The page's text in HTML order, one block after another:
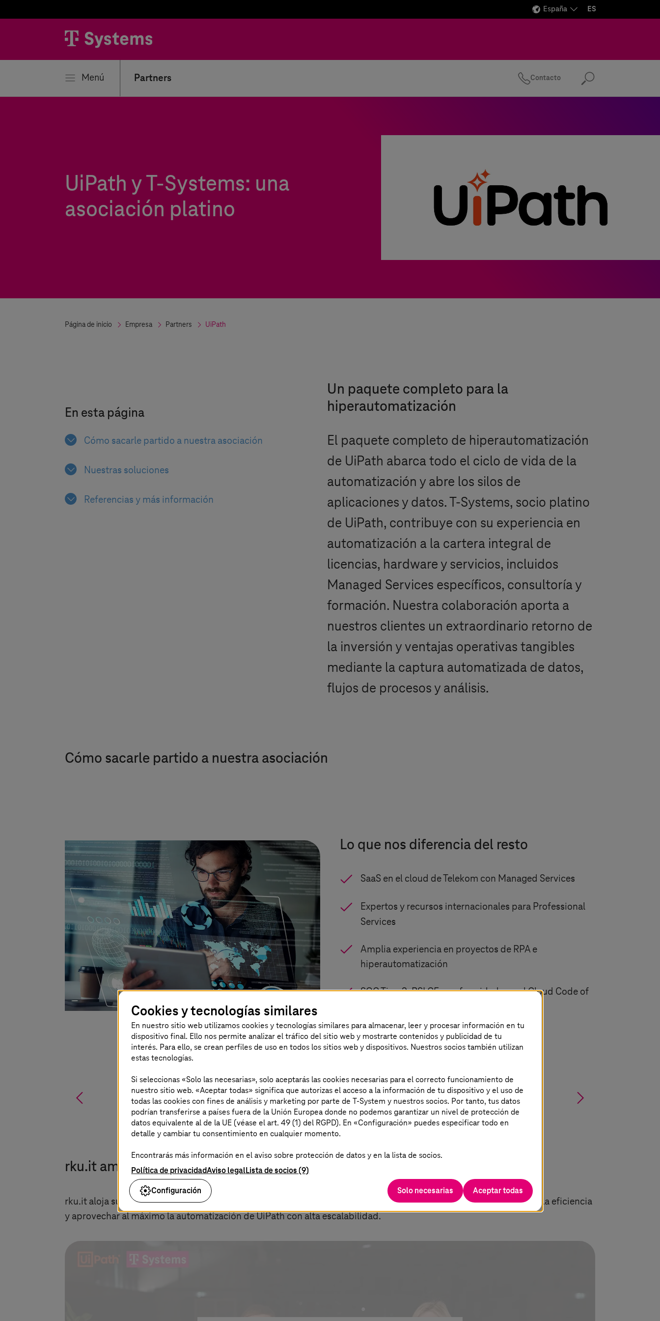
España ES
Menú Partners Contacto Buscar
UiPath yT-Systems: una
asociación platino
Página de inicio Empresa Partners UiPath
En esta página
Cómo sacarle partido a nuestra asociación
Nuestras soluciones
Referencias y más información
Un paquete completo para la
hiperautomatización
El paquete completo de hiperautomatización
de UiPath abarca todo el ciclo de vida de la
automatización y abre los silos de
aplicaciones y datos. T-Systems, socio platino
de UiPath, contribuye con su experiencia en
automatización a la cartera integral de
licencias, hardware y servicios, incluidos
Managed Services específicos, consultoría y
formación. Nuestra colaboración aporta a
nuestros clientes un extraordinario retorno de
la inversión y ventajas operativas tangibles
mediante la captura automatizada de datos,
flujos de procesos y análisis.
Cómo sacarle partido a nuestra asociación
Lo que nos diferencia del resto
SaaS en el cloud de Telekom con Managed Services
Expertos y recursos internacionales para Professional
Services
Amplia experiencia en proyectos de RPA e
hiperautomatización
SOC Tipo 2, BSI C5, conformidad con el Cloud Code of
% §
rku.it amplía su cartera con UiPath yT-Systems
rku.it aloja su Esfera de Automatización Energética en
(antes Open Telekom Cloud) para maximizar la eficiencia
y aprovechar al máximo la automatización de UiPath con alta escalabilidad.
Cookies y tecnologías similares
En nuestro sitio web utilizamos cookies y tecnologías similares para almacenar, leer y procesar información en tu
dispositivo final. Ello nos permite analizar el tráfico del sitio web y mostrarte contenidos y publicidad de tu
interés. Para ello, se crean perfiles de uso en todos los sitios web y dispositivos. Nuestros socios también utilizan
estas tecnologías.
Si seleccionas «Solo las necesarias», solo aceptarás las cookies necesarias para el correcto funcionamiento de
nuestro sitio web. «Aceptar todas» significa que autorizas el acceso a la información de tu dispositivo y el uso de
todas las cookies con fines de análisis y marketing por parte de T-System y nuestros socios. Por tanto, tus datos
podrían transferirse a países fuera de la Unión Europea donde no podemos garantizar un nivel de protección de
datos equivalente al de la UE (véase el art. 49 (1) del RGPD). En «Configuración» puedes especificar todo en
detalle y cambiar tu consentimiento en cualquier momento.
Encontrarás más información en el aviso sobre protección de datos y en la lista de socios.
Política de privacidadAviso legalLista de socios (9)
Configuración
Solo necesarias Aceptar todas